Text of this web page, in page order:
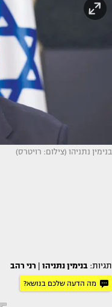
בנימין נתניהו (צילום: רויטרס)
תגיות: בנימין נתניהו רני רהב
מה הדעה שלכם בנושא?